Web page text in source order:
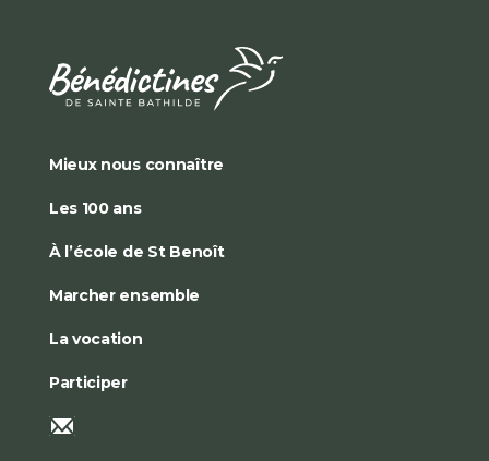
Mieux nous connaître
Les 100 ans
À l’école de St Benoît
Marcher ensemble
La vocation
Participer